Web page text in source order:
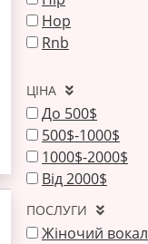
Hop
Rnb
ЦІНА
До 500$
500$-1000$
1000$-2000$
Від 2000$
ПОСЛУГИ
Жіночий вокал